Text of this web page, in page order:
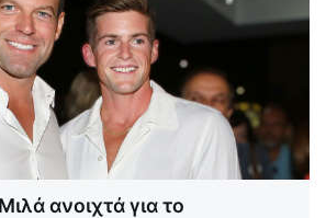
ανοιχτά για το